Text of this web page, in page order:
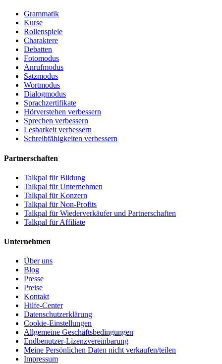
Grammatik
Kurse
Rollenspiele
Charaktere
Debatten
Fotomodus
Anrufmodus
Satzmodus
Wortmodus
Dialogmodus
Sprachzertifikate
Hörverstehen verbessern
Sprechen verbessern
Lesbarkeit verbessern
Schreibfähigkeiten verbessern
Partnerschaften
Talkpal für Bildung
Talkpal für Unternehmen
Talkpal für Konzern
Talkpal für Non-Profits
Talkpal für Wiederverkäufer und Partnerschaften
Talkpal für Affiliate
Unternehmen
Über uns
Blog
Presse
Preise
Kontakt
Hilfe-Center
Datenschutzerklärung
Cookie-Einstellungen
Allgemeine Geschäftsbedingungen
Endbenutzer-Lizenzvereinbarung
Meine Persönlichen Daten nicht verkaufen/teilen
Impressum